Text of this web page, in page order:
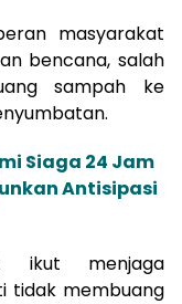
masyarakat
bencana, salah
sampah ke
Siaga 24 Jam
Antisipasi
ikut menjaga
tidak membuang